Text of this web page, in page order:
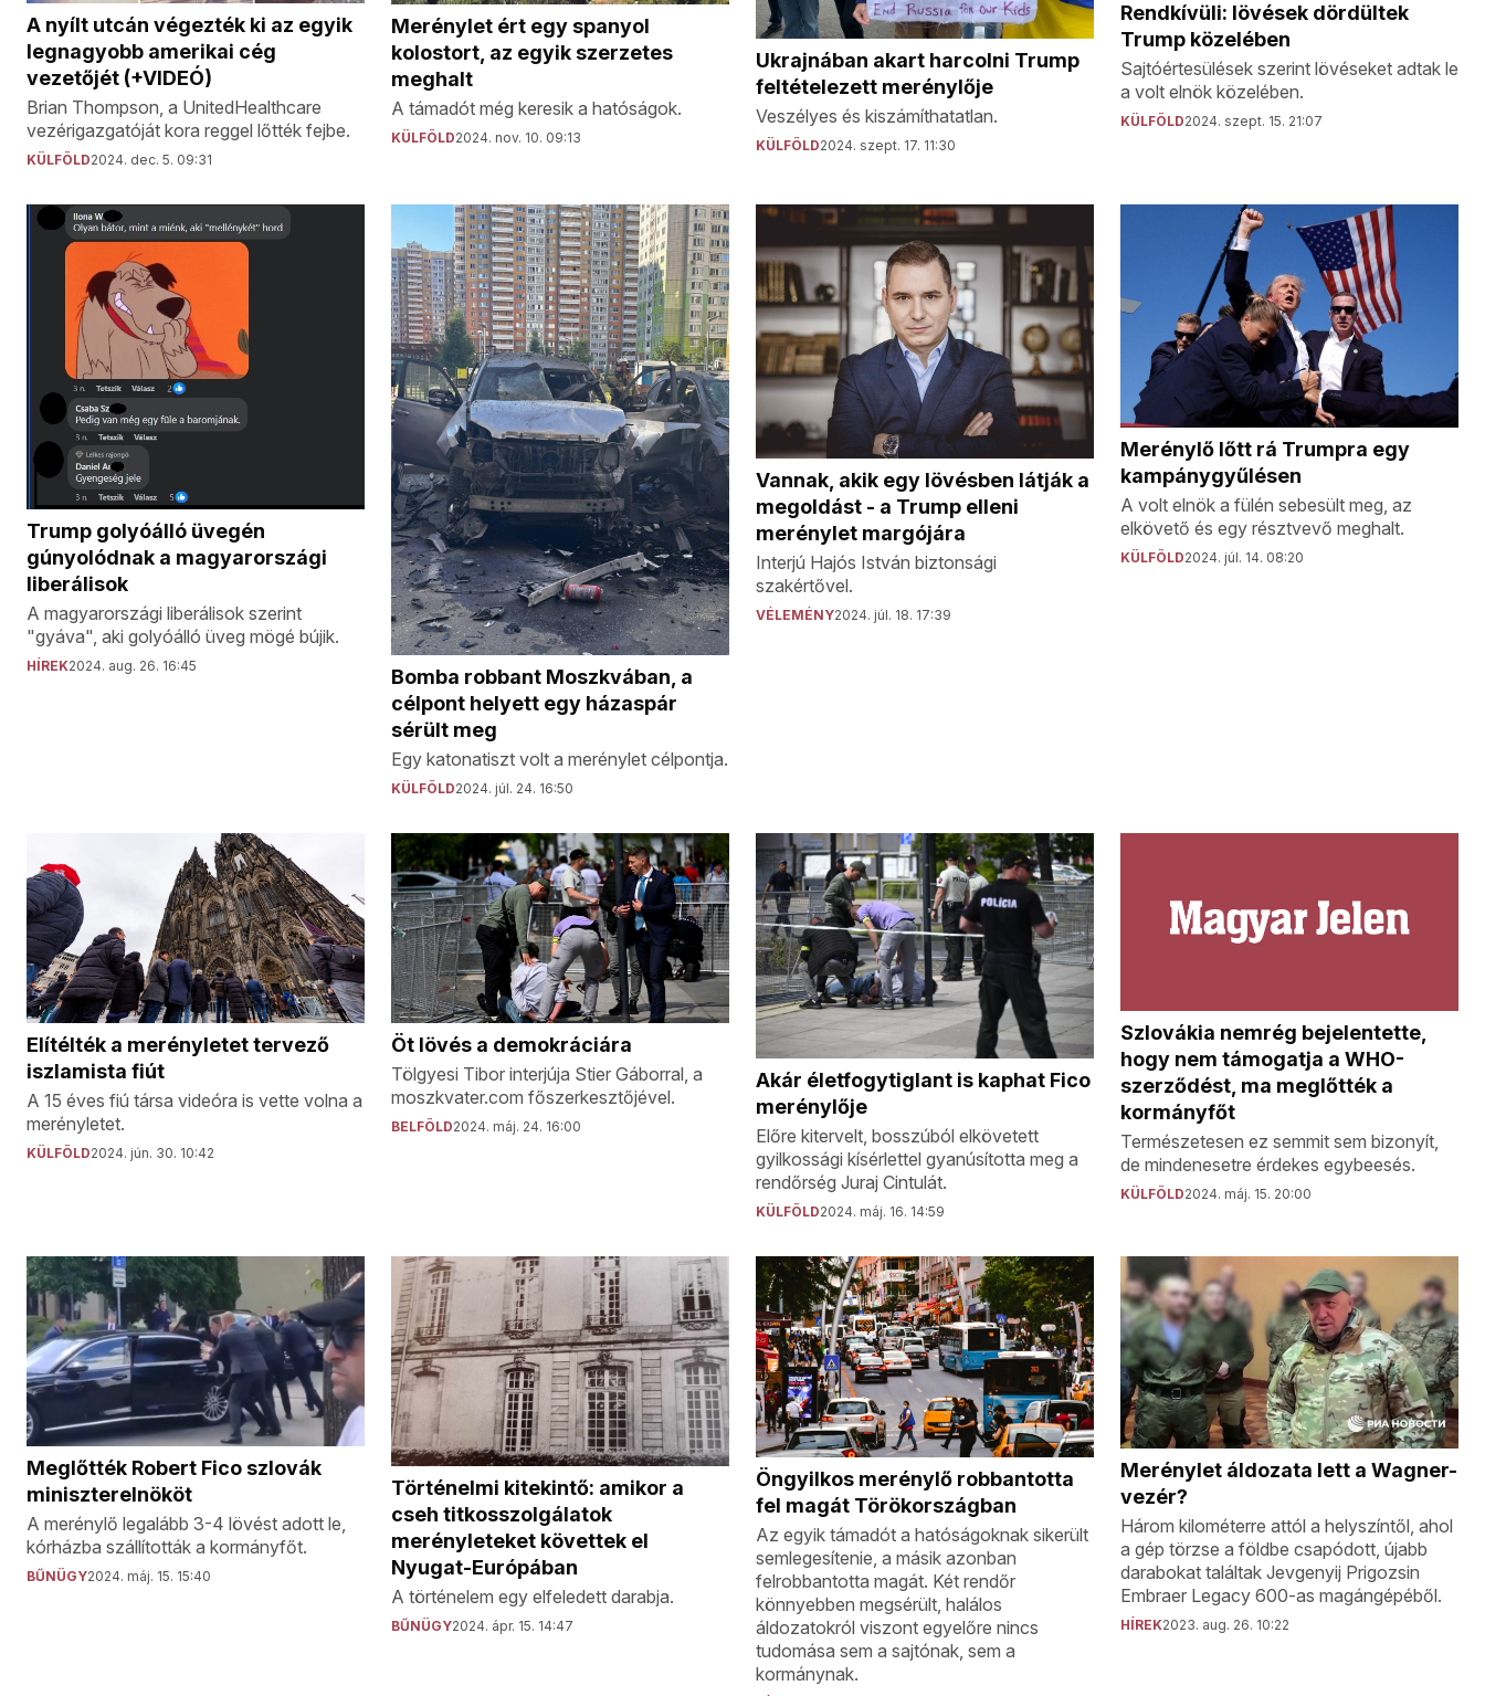
A nyílt utcán végezték ki az egyik
legnagyobb amerikai cég
vezetőjét (+VIDEÓ)
Brian Thompson, a UnitedHealthcare
vezérigazgatóját kora reggel lőtték fejbe.
KÜLFÖLD2024. dec. 5. 09:31
Merénylet ért egy spanyol
kolostort, az egyik szerzetes
meghalt
A támadót még keresik a hatóságok.
KÜLFÖLD2024. nov. 10. 09:13
Ukrajnában akart harcolni Trump
feltételezett merénylője
Veszélyes és kiszámíthatatlan.
KÜLFÖLD2024. szept. 17. 11:30
Rendkívüli: lövések dördültek
Trump közelében
Sajtóértesülések szerint lövéseket adtak le
a volt elnök közelében.
KÜLFÖLD2024. szept. 15. 21:07
Trump golyóálló üvegén
gúnyolódnak a magyarországi
liberálisok
A magyarországi liberálisok szerint
"gyáva", aki golyóálló üveg mögé bújik.
HÍREK2024. aug. 26. 16:45
Bomba robbant Moszkvában, a
célpont helyett egy házaspár
sérült meg
Egy katonatiszt volt a merénylet célpontja.
KÜLFÖLD2024. júl. 24. 16:50
Vannak, akik egy lövésben látják a
megoldást - a Trump elleni
merénylet margójára
Interjú Hajós István biztonsági
szakértővel.
VÉLEMÉNY2024. júl. 18. 17:39
Merénylő lőtt rá Trumpra egy
kampánygyűlésen
A volt elnök a fülén sebesült meg, az
elkövető és egy résztvevő meghalt.
KÜLFÖLD2024. júl. 14. 08:20
Elítélték a merényletet tervező
iszlamista fiút
A 15 éves fiú társa videóra is vette volna a
merényletet.
KÜLFÖLD2024. jún. 30. 10:42
Öt lövés a demokráciára
Tölgyesi Tibor interjúja Stier Gáborral, a
moszkvater.com főszerkesztőjével.
BELFÖLD2024. máj. 24. 16:00
Akár életfogytiglant is kaphat Fico
merénylője
Előre kitervelt, bosszúból elkövetett
gyilkossági kísérlettel gyanúsította meg a
rendőrség Juraj Cintulát.
KÜLFÖLD2024. máj. 16. 14:59
Szlovákia nemrég bejelentette,
hogy nem támogatja a WHO-
szerződést, ma meglőtték a
kormányfőt
Természetesen ez semmit sem bizonyít,
de mindenesetre érdekes egybeesés.
KÜLFÖLD2024. máj. 15. 20:00
Meglőtték Robert Fico szlovák
miniszterelnököt
A merénylő legalább 3-4 lövést adott le,
kórházba szállították a kormányfőt.
BŰNÜGY2024. máj. 15. 15:40
Történelmi kitekintő: amikor a
cseh titkosszolgálatok
merényleteket követtek el
Nyugat-Európában
A történelem egy elfeledett darabja.
BŰNÜGY2024. ápr. 15. 14:47
Öngyilkos merénylő robbantotta
fel magát Törökországban
Az egyik támadót a hatóságoknak sikerült
semlegesítenie, a másik azonban
felrobbantotta magát. Két rendőr
könnyebben megsérült, halálos
áldozatokról viszont egyelőre nincs
tudomása sem a sajtónak, sem a
kormánynak.
Merénylet áldozata lett a Wagner-
vezér?
Három kilométerre attól a helyszíntől, ahol
a gép törzse a földbe csapódott, újabb
darabokat találtak Jevgenyij Prigozsin
Embraer Legacy 600-as magángépéből.
HÍREK2023. aug. 26. 10:22